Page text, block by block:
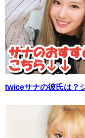
twiceサナの彼氏は？